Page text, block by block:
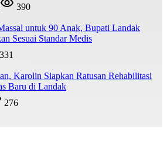
390
untuk 90 Anak, Bupati Landak
Sesuai Standar Medis
331
Karolin Siapkan Ratusan Rehabilitasi
Baru di Landak
276